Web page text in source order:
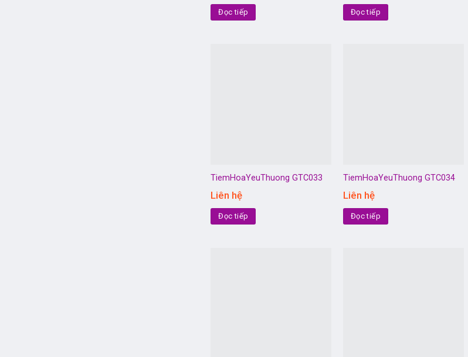
Đọc tiếp Đọc tiếp
TiemHoaYeuThuong GTC033
Liên hệ
Đọc tiếp
TiemHoaYeuThuong GTC034
Liên hệ
Đọc tiếp